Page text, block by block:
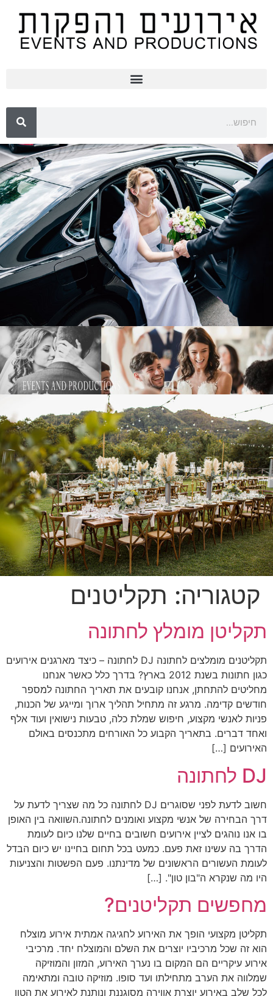
קטגוריה: תקליטנים
תקליטן מומלץ לחתונה
תקליטנים מומלצים לחתונה DJ לחתונה – כיצד מארגנים אירועים
כגון חתונות בשנת 2012 בארץ? בדרך כלל כאשר אנחנו
מחליטים להתחתן, אנחנו קובעים את תאריך החתונה למספר
חודשים קדימה. מרגע זה מתחיל תהליך ארוך ומייגע של הכנות,
פניות לאנשי מקצוע, חיפוש שמלת כלה, טבעות נישואין ועוד אלף
ואחד דברים. בתאריך הקבוע כל האורחים מתכנסים באולם
האירועים […]
DJ לחתונה
חשוב לדעת לפני שסוגרים DJ לחתונה כל מה שצריך לדעת על
דרך הבחירה של אנשי מקצוע ואומנים לחתונה.השוואה בין האופן
בו אנו נוהגים לציין אירועים חשובים בחיים שלנו כיום לעומת
הדרך בה עשינו זאת פעם. כמעט בכל תחום בחיינו יש כיום הבדל
לעומת העשורים הראשונים של מדינתנו. פעם הפשטות והצניעות
היו מה שנקרא ה"בון טון". […]
מחפשים תקליטנים?
תקליטן מקצועי הופך את האירוע לחגיגה אמתית אירוע מוצלח
הוא זה שכל מרכיביו יוצרים את השלם והמוצלח יחד. מרכיבי
אירוע עיקריים הם המקום בו נערך האירוע, המזון והמוזיקה
שמלווה את הערב מתחילתו ועד סופו. מוזיקה טובה ומתאימה
לכל שלב באירוע יוצרת אווירה מסוגננת ונותנת לאירוע את הטון